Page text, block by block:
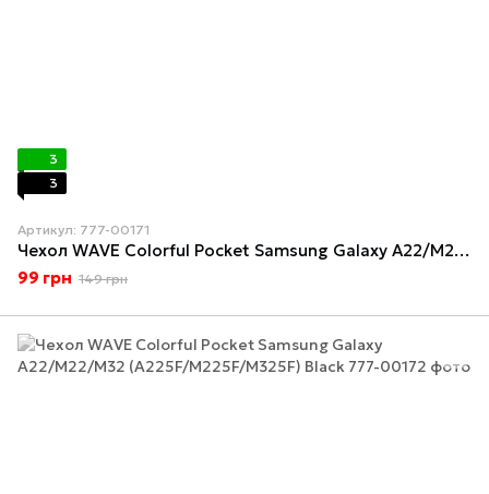
3
3
Артикул: 777-00171
Чехол WAVE Colorful Pocket Samsung Galaxy A22/M22/M32 (A225F/M225F/M325F) Dark Green
99 грн 149 грн